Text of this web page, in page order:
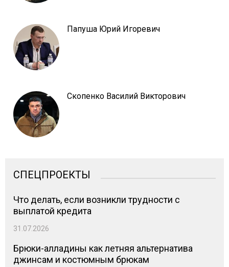
Папуша Юрий Игоревич
Скопенко Василий Викторович
СПЕЦПРОЕКТЫ
Что делать, если возникли трудности с
выплатой кредита
31.07.2026
Брюки-алладины как летняя альтернатива
джинсам и костюмным брюкам